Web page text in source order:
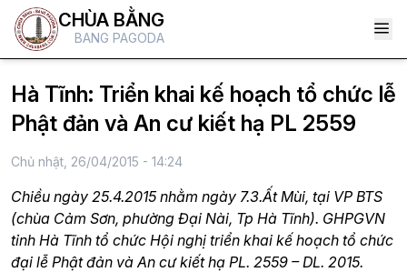
CHÙA BẰNG
BANG PAGODA
Hà Tĩnh: Triển khai kế hoạch tổ chức lễ
Phật đản và An cư kiết hạ PL 2559
Chủ nhật, 26/04/2015 - 14:24
Chiều ngày 25.4.2015 nhằm ngày 7.3.Ất Mùi, tại VP BTS
(chùa Cảm Sơn, phường Đại Nài, Tp Hà Tĩnh). GHPGVN
tỉnh Hà Tĩnh tổ chức Hội nghị triển khai kế hoạch tổ chức
đại lễ Phật đản và An cư kiết hạ PL. 2559 – DL. 2015.